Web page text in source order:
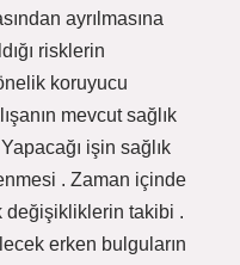
ayrılmasına
risklerin
koruyucu
mevcut sağlık
işin sağlık
. Zaman içinde
değişikliklerin takibi .
erken bulguların